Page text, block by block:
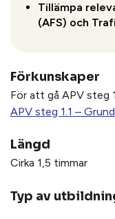
Tillämpa
(AFS) och
Förkunskaper
För att gå APV steg
APV steg 1.1 –
Längd
Cirka 1,5 timmar
Typ av